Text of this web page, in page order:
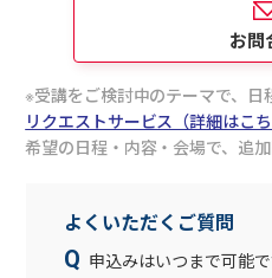
お問
受講をご検討中のテーマで、
リクエストサービス（詳細はこち
希望の日程・内容・会場で、追
よくいただくご質問
申込みはいつまで可能